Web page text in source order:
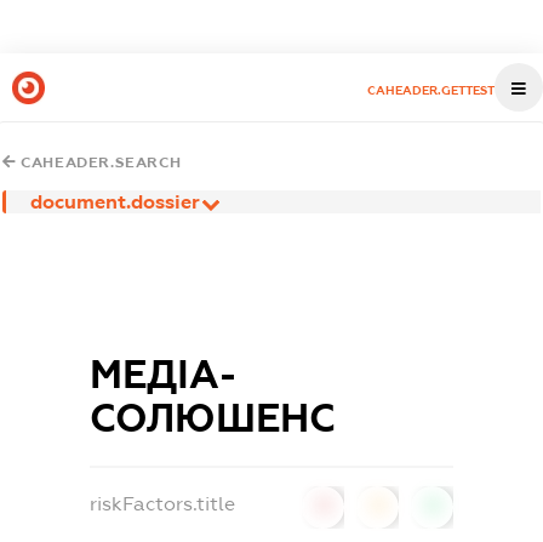
CAHEADER.GETTEST
CAHEADER.SEARCH
document.dossier
МЕДІА-
СОЛЮШЕНС
riskFactors.title